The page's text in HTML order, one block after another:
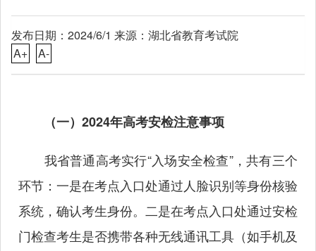
发布日期：2024/6/1 来源：湖北省教育考试院
A+
A-
（一）2024年高考安检注意事项
我省普通高考实行“入场安全检查”，共有三个
环节：一是在考点入口处通过人脸识别等身份核验
系统，确认考生身份。二是在考点入口处通过安检
门检查考生是否携带各种无线通讯工具（如手机及